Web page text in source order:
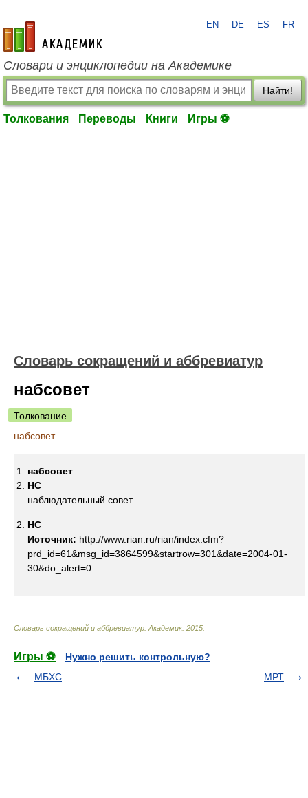
academic.ru
EN DE ES FR
Словари и энциклопедии на Академике
Найти!
Толкования Переводы Книги Игры ⚽
Словарь сокращений и аббревиатур
набсовет
Толкование
набсовет
набсовет
НС
наблюдательный совет
НС
Источник: http://www.rian.ru/rian/index.cfm?
prd_id=61&msg_id=3864599&startrow=301&date=2004-01-
30&do_alert=0
Словарь сокращений и аббревиатур Академик. 2015
Игры ⚽
Нужно решить контрольную?
МБХС
МРТ